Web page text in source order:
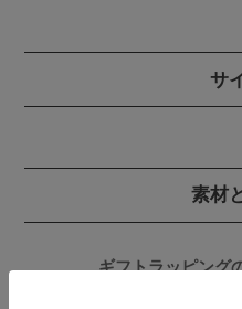
サ
素材
ギフトラッピング